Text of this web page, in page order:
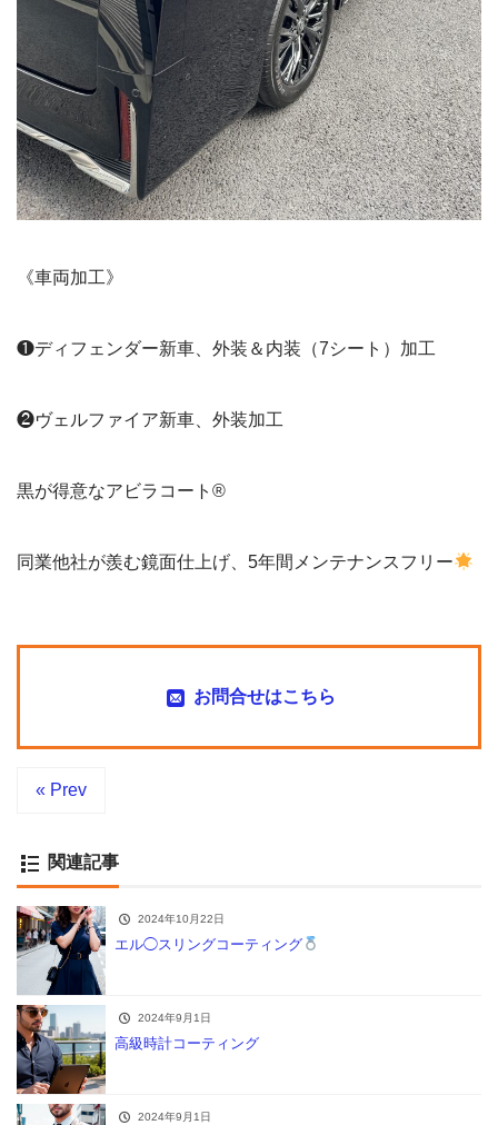
《車両加工》
❶ディフェンダー新車、外装＆内装（7シート）加工
❷ヴェルファイア新車、外装加工
黒が得意なアビラコート®︎
同業他社が羨む鏡面仕上げ、5年間メンテナンスフリー
お問合せはこちら
« Prev
関連記事
2024年10月22日
エル◯スリングコーティング
2024年9月1日
高級時計コーティング
2024年9月1日